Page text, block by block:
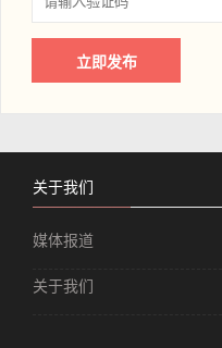
关于我们
媒体报道
关于我们